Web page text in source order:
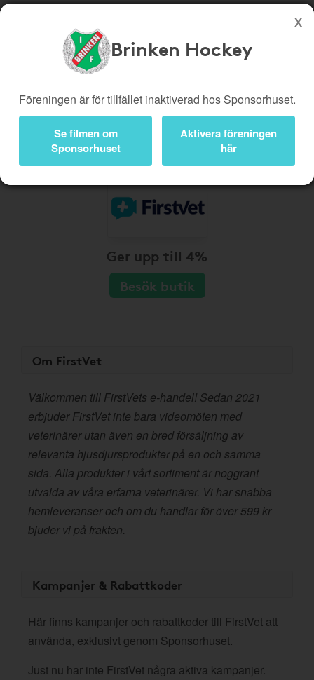
Köp genom denna sida stöttar Brinken Hockey
Presentkort
Kampanjer
Bli medlem
Logga in
Brinken Hockey
Föreningen är för tillfället inaktiverad hos Sponsorhuset.
Se filmen om
Sponsorhuset
Aktivera föreningen
här
Ger upp till 4%
Besök butik
Om FirstVet
Välkommen till FirstVets e-handel! Sedan 2021
erbjuder FirstVet inte bara videomöten med
veterinärer utan även en bred försäljning av
relevanta hjusdjursprodukter på en och samma
sida. Alla produkter i vårt sortiment är noggrant
utvalda av våra erfarna veterinärer. Vi har snabba
hemleveranser och om du handlar för över 599 kr
bjuder vi på frakten.
Kampanjer & Rabattkoder
Här finns kampanjer och rabattkoder till FirstVet att
använda, exklusivt genom Sponsorhuset.
Just nu har inte FirstVet några aktiva kampanjer.